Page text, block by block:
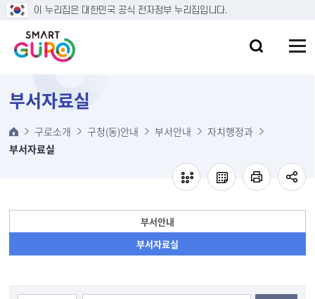
본문 바로가기
이 누리집은 대한민국 공식 전자정부 누리집입니다.
부서자료실
구로소개 구청(동)안내 부서안내
자치행정과
부서자료실
부서안내
부서자료실